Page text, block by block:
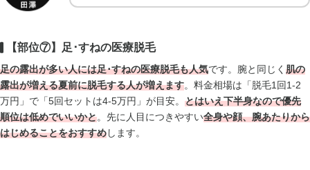
【部位⑦】足･すねの医療脱毛
足の露出が多い人には足･すねの医療脱毛も人気です。腕と同じく 肌の
露出が増える夏前に脱毛する人が増えます。料金相場は「脱毛1回1-2
万円」で「5回セットは4-5万円」が目安。 とはいえ下半身なので優先
順位は低めでいいかと。先に人目につきやすい全身や顔、腕あたりから
はじめることをおすすめします。